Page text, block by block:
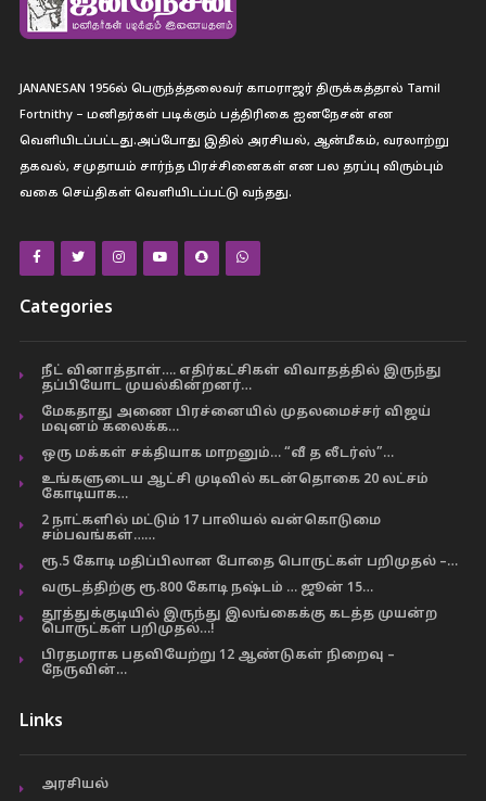
JANANESAN 1956ல் பெருந்த்தலைவர் காமராஜர் திருக்கத்தால் Tamil
Fortnithy – மனிதர்கள் படிக்கும் பத்திரிகை ஐனநேசன் என
வெளியிடப்பட்டது.அப்போது இதில் அரசியல், ஆன்மீகம், வரலாற்று
தகவல், சமுதாயம் சார்ந்த பிரச்சினைகள் என பல தரப்பு விரும்பும்
வகை செய்திகள் வெளியிடப்பட்டு வந்தது.
Categories
நீட் வினாத்தாள்…. எதிர்கட்சிகள் விவாதத்தில் இருந்து
தப்பியோட முயல்கின்றனர்…
மேகதாது அணை பிரச்னையில் முதலமைச்சர் விஜய்
மவுனம் கலைக்க…
ஒரு மக்கள் சக்தியாக மாறனும்… “வீ த லீடர்ஸ்”…
உங்களுடைய ஆட்சி முடிவில் கடன்தொகை 20 லட்சம்
கோடியாக…
2 நாட்களில் மட்டும் 17 பாலியல் வன்கொடுமை
சம்பவங்கள்……
ரூ.5 கோடி மதிப்பிலான போதை பொருட்கள் பறிமுதல் –…
வருடத்திற்கு ரூ.800 கோடி நஷ்டம் … ஜூன் 15…
தூத்துக்குடியில் இருந்து இலங்கைக்கு கடத்த முயன்ற
பொருட்கள் பறிமுதல்…!
பிரதமராக பதவியேற்று 12 ஆண்டுகள் நிறைவு –
நேருவின்…
Links
அரசியல்